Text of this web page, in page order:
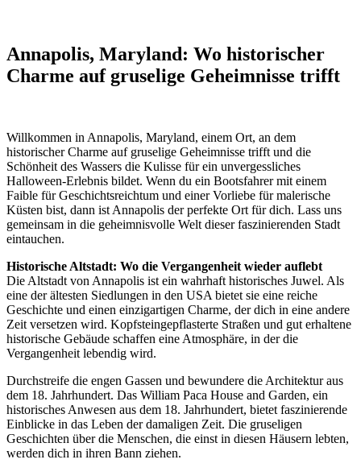
Annapolis, Maryland: Wo historischer
Charme auf gruselige Geheimnisse trifft
Willkommen in Annapolis, Maryland, einem Ort, an dem
historischer Charme auf gruselige Geheimnisse trifft und die
Schönheit des Wassers die Kulisse für ein unvergessliches
Halloween-Erlebnis bildet. Wenn du ein Bootsfahrer mit einem
Faible für Geschichtsreichtum und einer Vorliebe für malerische
Küsten bist, dann ist Annapolis der perfekte Ort für dich. Lass uns
gemeinsam in die geheimnisvolle Welt dieser faszinierenden Stadt
eintauchen.
Historische Altstadt: Wo die Vergangenheit wieder auflebt
Die Altstadt von Annapolis ist ein wahrhaft historisches Juwel. Als
eine der ältesten Siedlungen in den USA bietet sie eine reiche
Geschichte und einen einzigartigen Charme, der dich in eine andere
Zeit versetzen wird. Kopfsteingepflasterte Straßen und gut erhaltene
historische Gebäude schaffen eine Atmosphäre, in der die
Vergangenheit lebendig wird.
Durchstreife die engen Gassen und bewundere die Architektur aus
dem 18. Jahrhundert. Das William Paca House and Garden, ein
historisches Anwesen aus dem 18. Jahrhundert, bietet faszinierende
Einblicke in das Leben der damaligen Zeit. Die gruseligen
Geschichten über die Menschen, die einst in diesen Häusern lebten,
werden dich in ihren Bann ziehen.